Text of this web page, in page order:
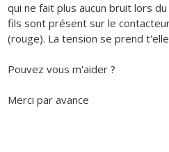
qui ne fait plus aucun bruit lors
fils sont présent sur le
(rouge). La tension se prend
Pouvez vous m'aider ?
Merci par avance